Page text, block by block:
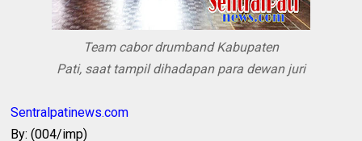
Team cabor drumband Kabupaten
Pati, saat tampil dihadapan para dewan juri
Sentralpatinews.com
By: (004/imp)